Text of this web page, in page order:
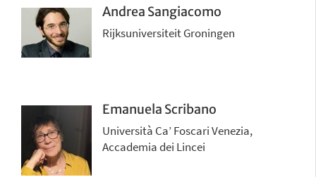
Andrea Sangiacomo
Rijksuniversiteit Groningen
Emanuela Scribano
Università Ca’ Foscari Venezia,
Accademia dei Lincei